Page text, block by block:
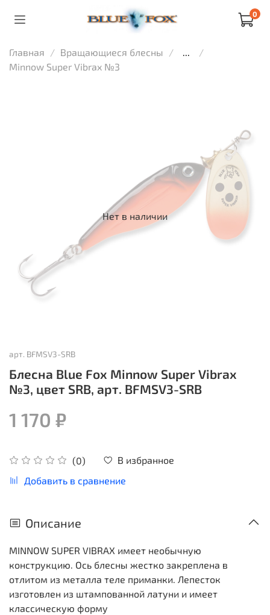
0
Главная Вращающиеся блесны
...
Minnow Super Vibrax №3
Нет в наличии
арт. BFMSV3-SRB
Блесна Blue Fox Minnow Super Vibrax
№3, цвет SRB, арт. BFMSV3-SRB
(0)
В избранное
Добавить в сравнение
1 170 ₽
Описание
MINNOW SUPER VIBRAX имеет необычную
конструкцию. Ось блесны жестко закреплена в
отлитом из металла теле приманки. Лепесток
изготовлен из штампованной латуни и имеет
классическую форму